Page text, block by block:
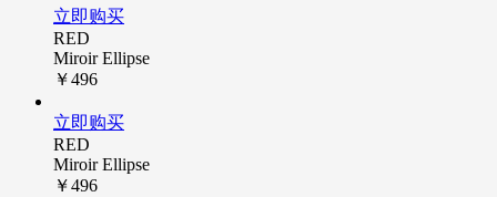
立即购买
RED
Miroir Ellipse
￥496
立即购买
RED
Miroir Ellipse
￥496